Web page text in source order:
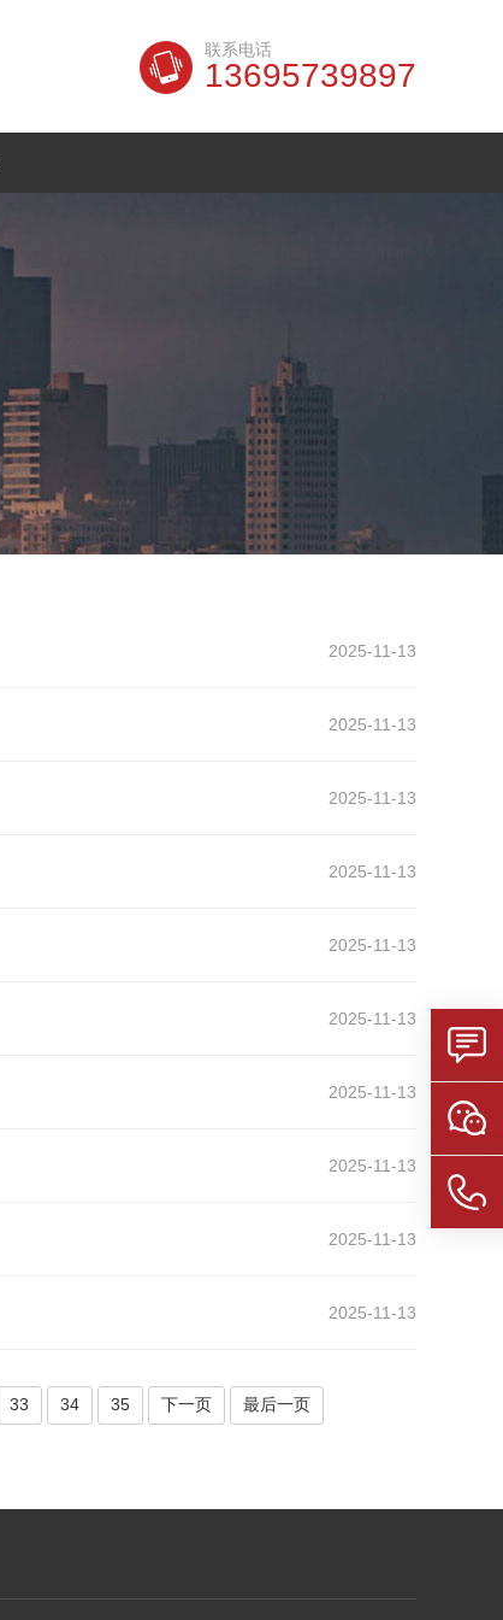
联系电话
13695739897
2025-11-13
2025-11-13
2025-11-13
2025-11-13
2025-11-13
2025-11-13
2025-11-13
2025-11-13
2025-11-13
2025-11-13
33 34 35 下一页 最后一页